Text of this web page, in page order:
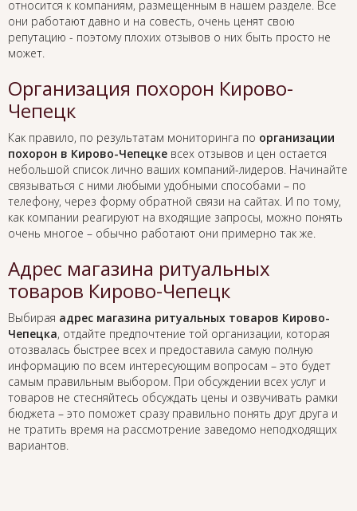
относится к компаниям, размещенным в нашем разделе. Все
они работают давно и на совесть, очень ценят свою
репутацию - поэтому плохих отзывов о них быть просто не
может.
Организация похорон Кирово-
Чепецк
Как правило, по результатам мониторинга по организации
похорон в Кирово-Чепецке всех отзывов и цен остается
небольшой список лично ваших компаний-лидеров. Начинайте
связываться с ними любыми удобными способами – по
телефону, через форму обратной связи на сайтах. И по тому,
как компании реагируют на входящие запросы, можно понять
очень многое – обычно работают они примерно так же.
Адрес магазина ритуальных
товаров Кирово-Чепецк
Выбирая адрес магазина ритуальных товаров Кирово-
Чепецка, отдайте предпочтение той организации, которая
отозвалась быстрее всех и предоставила самую полную
информацию по всем интересующим вопросам – это будет
самым правильным выбором. При обсуждении всех услуг и
товаров не стесняйтесь обсуждать цены и озвучивать рамки
бюджета – это поможет сразу правильно понять друг друга и
не тратить время на рассмотрение заведомо неподходящих
вариантов.